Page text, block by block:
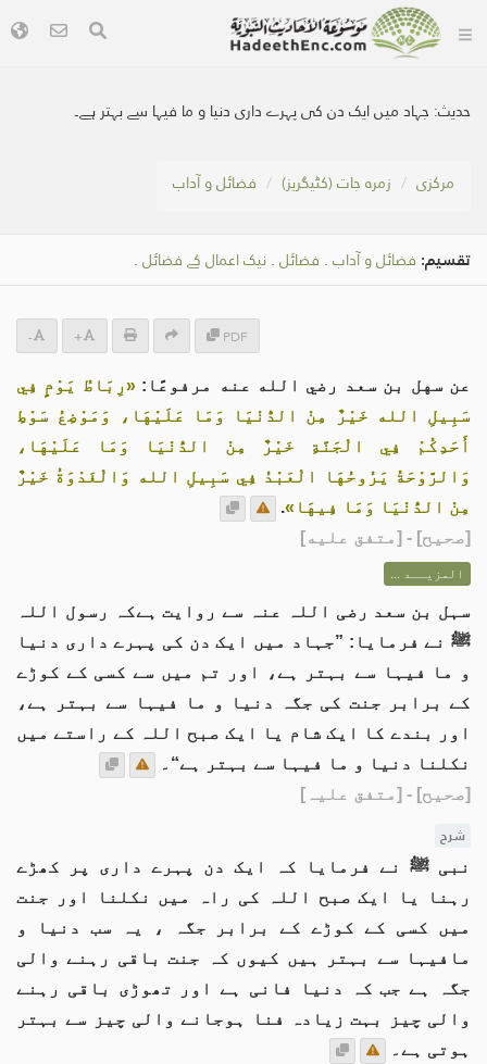
حدیث: جہاد میں ایک دن کی پہرے داری دنیا و ما فیہا سے بہتر ہے۔
مرکزی زمرہ جات (کٹیگریز) فضائل و آداب
تقسیم: فضائل و آداب . فضائل . نیک اعمال کے فضائل .
PDF
+
-
عن سهل بن سعد رضي الله عنه مرفوعًا:«رِبَاطُ يَوْمٍ فِي
سَبِيلِ الله خَيْرٌ مِنْ الدُّنْيَا وَمَا عَلَيْهَا، وَمَوْضِعُ سَوْطِ
أَحَدِكُمْ فِي الْجَنَّةِ خَيْرٌ مِنْ الدُّنْيَا وَمَا عَلَيْهَا،
وَالرَّوْحَةُ يَرُوحُهَا الْعَبْدُ فِي سَبِيلِ الله وَالْغَدْوَةُ خَيْرٌ
مِنْ الدُّنْيَا وَمَا فِيهَا».
[صحيح] - [متفق عليه]
المزيــد ...
سہل بن سعد رضی اللہ عنہ سے روایت ہےکہ رسول اللہ
ﷺ نے فرمایا: ”جہاد میں ایک دن کی پہرے داری دنیا
و ما فیہا سے بہتر ہے، اور تم میں سے کسی کے کوڑے
کے برابر جنت کی جگہ دنیا و ما فیہا سے بہتر ہے،
اور بندے کا ایک شام یا ایک صبح اللہ کے راستے میں
نکلنا دنیا و ما فیہا سے بہتر ہے“۔
[صحیح] - [متفق علیہ]
شرح
نبی ﷺ نے فرمایا کہ ایک دن پہرے داری پر کھڑے
رہنا یا ایک صبح اللہ کی راہ میں نکلنا اور جنت
میں کسی کے کوڑے کے برابر جگہ ، یہ سب دنیا و
مافیہا سے بہتر ہیں کیوں کہ جنت باقی رہنے والی
جگہ ہے جب کہ دنیا فانی ہے اور تھوڑی باقی رہنے
والی چیز بہت زیادہ فنا ہوجانے والی چیز سے بہتر
ہوتی ہے۔